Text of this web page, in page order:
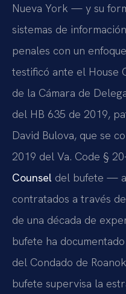
Nueva York — y su
sistemas de
penales con un
testificó ante el House
de la Cámara de
del HB 635 de 2019,
David Bulova, que se
2019 del Va. Code §
Counsel del bufete —
contratados a través
de una década de
bufete ha
del Condado de
bufete supervisa la